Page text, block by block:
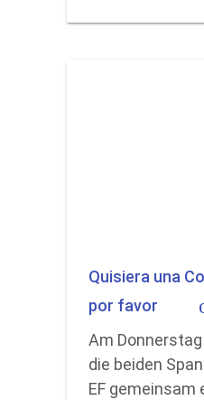
Quisiera una
por favor
Am
die beiden
EF gemeinsam